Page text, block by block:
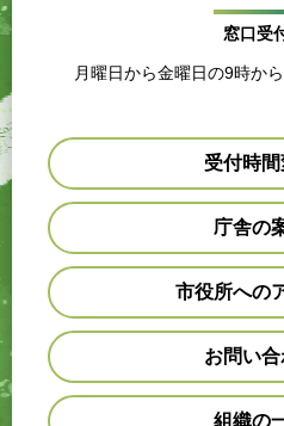
窓口受
月曜日から金曜日の9時か
受付時
庁舎の
市役所への
お問い
組織の